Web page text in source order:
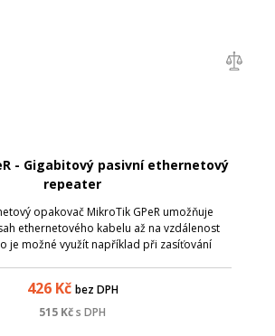
- Gigabitový pasivní ethernetový
repeater
opakovač MikroTik GPeR umožňuje
ethernetového kabelu až na vzdálenost
je možné využít například při zasíťování
426Kč bez DPH
515 Kčs DPH